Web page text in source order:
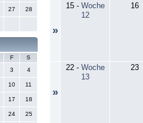
27 28
F
S
3 4
10 11
17 18
24 25
»
15- Woche
12
16
»
22- Woche
13
23